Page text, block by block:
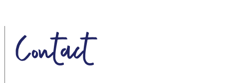
Contact